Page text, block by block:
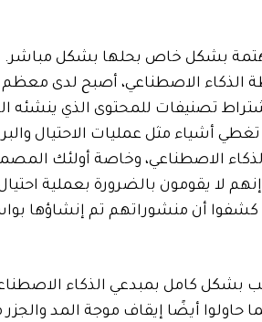
مهتمة بشكل خاص بحلها بشكل
الذكاء الاصطناعي، أصبح لدى معظم
تصنيفات للمحتوى الذي ينشئه
أشياء مثل عمليات الاحتيال
الاصطناعي، وخاصة أولئك
لا يقومون بالضرورة بعملية
أن منشوراتهم تم إنشاؤها
بشكل كامل بمبدعي الذكاء
حاولوا أيضًا إيقاف موجة المد